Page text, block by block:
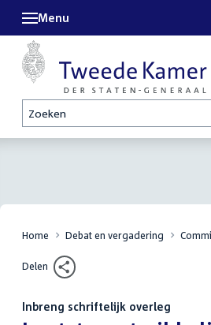
Zoeken
Menu
Home Debat en vergadering
Delen
Inbreng schriftelijk overleg